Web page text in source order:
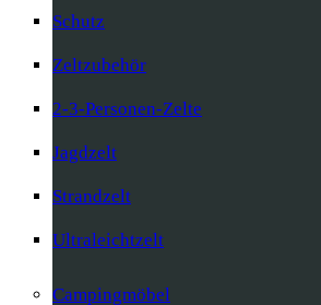
Schutz
Zeltzubehör
2-3-Personen-Zelte
Jagdzelt
Strandzelt
Ultraleichtzelt
Campingmöbel